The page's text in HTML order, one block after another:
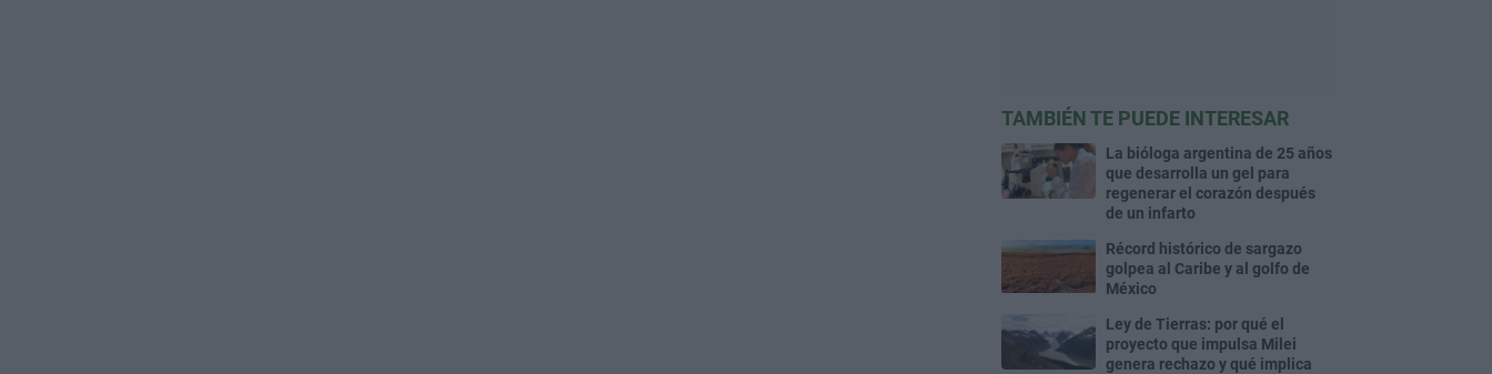
TAMBIÉN TE PUEDE INTERESAR
La bióloga argentina de 25 años
que desarrolla un gel para
regenerar el corazón después
de un infarto
Récord histórico de sargazo
golpea al Caribe y al golfo de
México
Ley de Tierras: por qué el
proyecto que impulsa Milei
genera rechazo y qué implica